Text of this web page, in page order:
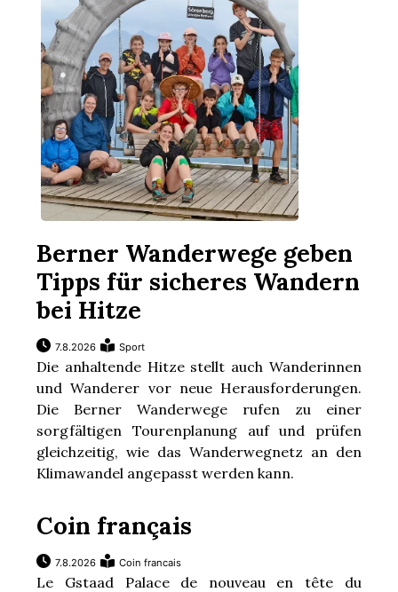
Berner Wanderwege geben
Tipps für sicheres Wandern
bei Hitze
7.8.2026 Sport
Die anhaltende Hitze stellt auch Wanderinnen
und Wanderer vor neue Herausforderungen.
Die Berner Wanderwege rufen zu einer
sorgfältigen Tourenplanung auf und prüfen
gleichzeitig, wie das Wanderwegnetz an den
Klimawandel angepasst werden kann.
Coin français
7.8.2026 Coin francais
Le Gstaad Palace de nouveau en tête du